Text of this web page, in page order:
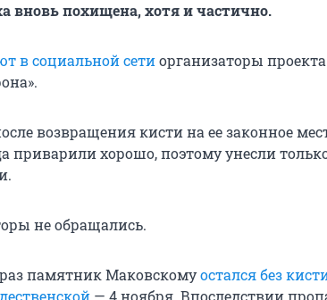
вновь похищена, хотя и частично.
в социальной сетиорганизаторы проекта
возвращения кисти на ее законное
приварили хорошо, поэтому унесли
не обращались.
памятник Маковскомуостался без
— 4 ноября. Впоследствии